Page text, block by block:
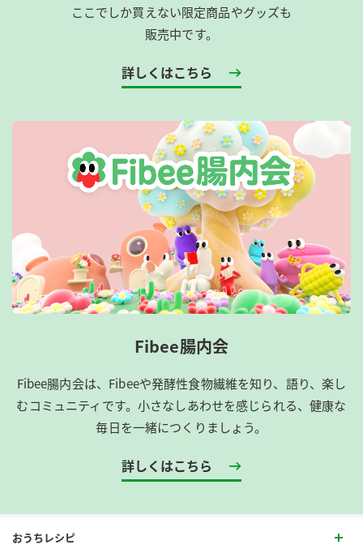
ここでしか買えない限定商品やグッズも
販売中です。
詳しくはこちら
Fibee腸内会
Fibee腸内会は、​Fibeeや発酵性食物繊維を知り、語り、楽し
むコミュニティです。​小さなしあわせを感じられる、健康な
毎日を一緒につくりましょう。
詳しくはこちら
おうちレシピ